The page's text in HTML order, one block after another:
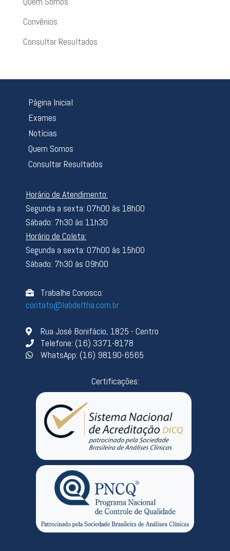
Convênios
Consultar Resultados
Página Inicial
Exames
Notícias
Quem Somos
Consultar Resultados
Horário de Atendimento:
Segunda a sexta: 07h00 às 18h00
Sábado: 7h30 às 11h30
Horário de Coleta:
Segunda a sexta: 07h00 às 15h00
Sábado: 7h30 às 09h00
Trabalhe Conosco:
contato@labdeltha.com.br
Rua José Bonifácio, 1825 - Centro
Telefone: (16) 3371-8178
WhatsApp: (16) 98190-6565
Certificações: